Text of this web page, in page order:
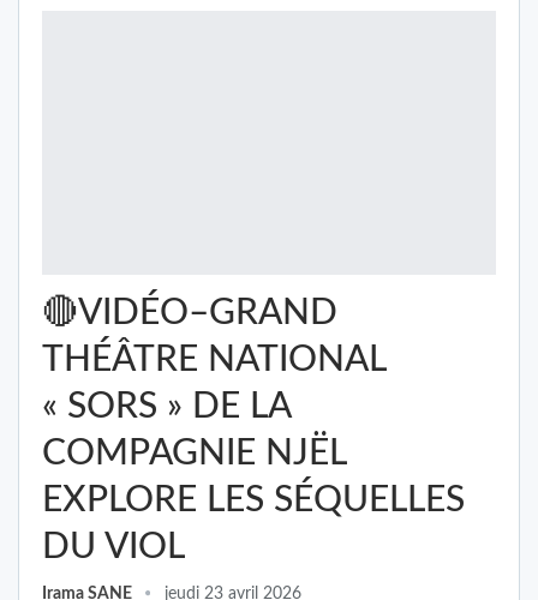
🔴VIDÉO–GRAND
THÉÂTRE NATIONAL
« SORS » DE LA
COMPAGNIE NJËL
EXPLORE LES SÉQUELLES
DU VIOL
Irama SANE jeudi 23 avril 2026